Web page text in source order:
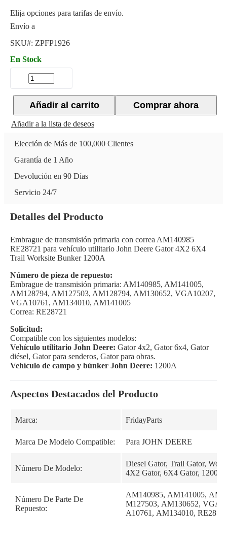
Elija opciones para tarifas de envío.
Envío a
SKU#: ZPFP1926
En Stock
Comprar ahora
Añadir al carrito
Añadir a la lista de deseos
Elección de Más de 100,000 Clientes
Garantía de 1 Año
Devolución en 90 Días
Servicio 24/7
Detalles del Producto
Embrague de transmisión primaria con correa AM140985
RE28721 para vehículo utilitario John Deere Gator 4X2 6X4
Trail Worksite Bunker 1200A
Número de pieza de repuesto:
Embrague de transmisión primaria: AM140985, AM141005,
AM128794, AM127503, AM128794, AM130652, VGA10207,
VGA10761, AM134010, AM141005
Correa: RE28721
Solicitud:
Compatible con los siguientes modelos:
Vehículo utilitario John Deere: Gator 4x2, Gator 6x4, Gator
diésel, Gator para senderos, Gator para obras.
Vehículo de campo y búnker John Deere: 1200A
Aspectos Destacados del Producto
Marca: FridayParts
Marca De Modelo Compatible: Para JOHN DEERE
Número De Modelo:
Diesel Gator, Trail Gator,
4X2 Gator, 6X4 Gator, 1200A
Número De Parte De
Repuesto:
AM140985, AM141005,
M127503, AM130652,
A10761, AM134010,